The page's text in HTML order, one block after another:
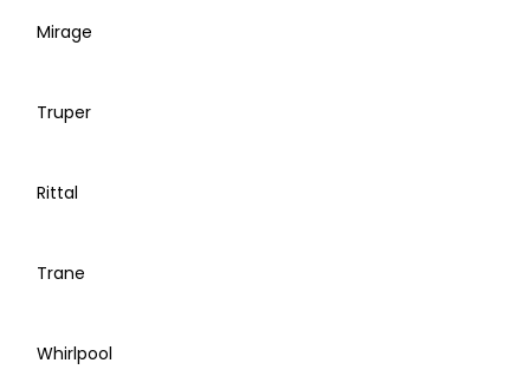
Mirage
Truper
Rittal
Trane
Whirlpool